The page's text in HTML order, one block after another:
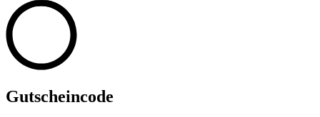
Gutscheincode